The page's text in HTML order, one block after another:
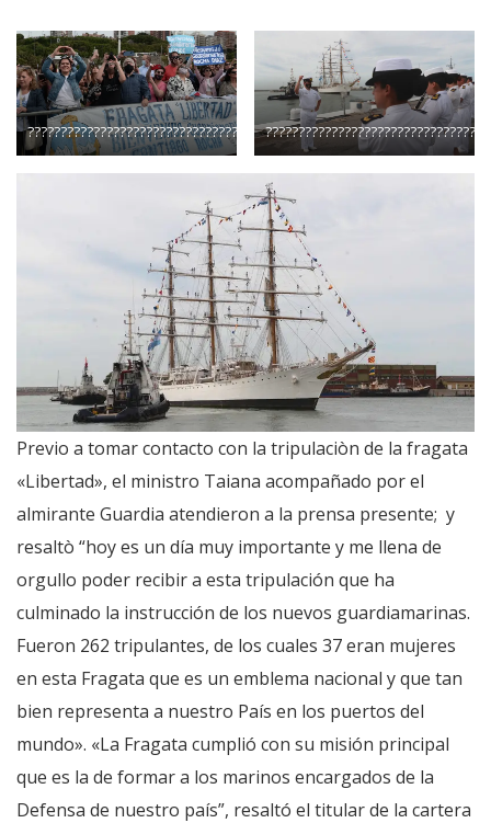
????????????????????????????????????
Previo a tomar contacto con la tripulaciòn de la fragata
«Libertad», el ministro Taiana acompañado por el
almirante Guardia atendieron a la prensa presente; y
resaltò “hoy es un día muy importante y me llena de
orgullo poder recibir a esta tripulación que ha
culminado la instrucción de los nuevos guardiamarinas.
Fueron 262 tripulantes, de los cuales 37 eran mujeres
en esta Fragata que es un emblema nacional y que tan
bien representa a nuestro País en los puertos del
mundo». «La Fragata cumplió con su misión principal
que es la de formar a los marinos encargados de la
Defensa de nuestro país”, resaltó el titular de la cartera